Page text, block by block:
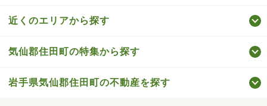
近くのエリアから探す
気仙郡住田町の特集から探す
岩手県気仙郡住田町の不動産を探す